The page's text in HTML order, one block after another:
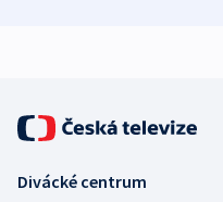
Divácké centrum